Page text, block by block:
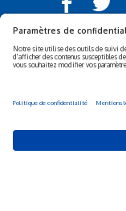
Déclaration
Responsabilité
© 2026 Invacare